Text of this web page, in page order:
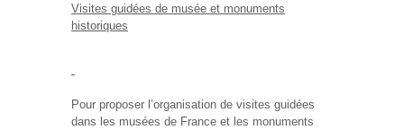
Visites guidées de musée et monuments
historiques
Pour proposer l’organisation de visites guidées
dans les musées de France et les monuments